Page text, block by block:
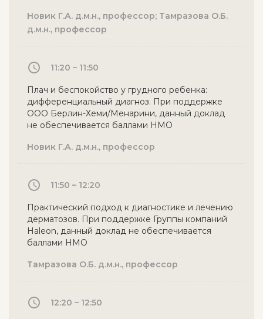
Новик Г.А. д.м.н., профессор; Тамразова О.Б.
д.м.н., профессор
11:20 – 11:50
Плач и беспокойство у грудного ребенка:
дифференциальный диагноз. При поддержке
ООО Берлин-Хеми/Менарини, данный доклад
не обеспечивается баллами НМО
Новик Г.А. д.м.н., профессор
11:50 – 12:20
Практический подход к диагностике и лечению
дерматозов. При поддержке Группы компаний
Haleon, данный доклад не обеспечивается
баллами НМО
Тамразова О.Б. д.м.н., профессор
12:20 – 12:50